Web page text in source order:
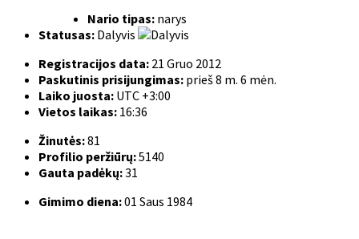
Nario tipas: narys
Statusas: Dalyvis
Registracijos data: 21 Gruo 2012
Paskutinis prisijungimas: prieš 8 m. 6 mėn.
Laiko juosta: UTC +3:00
Vietos laikas: 16:36
Žinutės:81
Profilio peržiūrų:5140
Gauta padėkų:31
Gimimo diena:01 Saus 1984